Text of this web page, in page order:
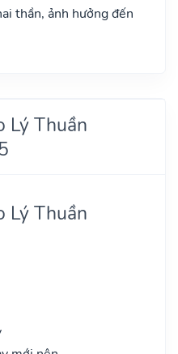
thần, ảnh hưởng đến
Lý Thuần
Lý Thuần